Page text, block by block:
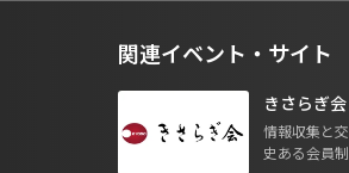
関連イベント・サイト
きさらぎ会
情報収集と
史ある会員